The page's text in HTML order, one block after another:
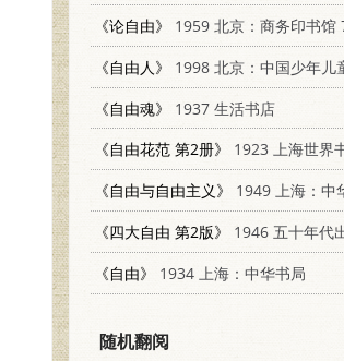
《论自由》
1959 北京：商务印书馆
《自由人》
1998 北京：中国少年儿童出版
《自由魂》
1937 生活书店
《自由花范 第2册》
1923 上海世界
《自由与自由主义》
1949 上海：中
《四大自由 第2版》
1946 五十年代
《自由》
1934 上海：中华书局
随机翻阅